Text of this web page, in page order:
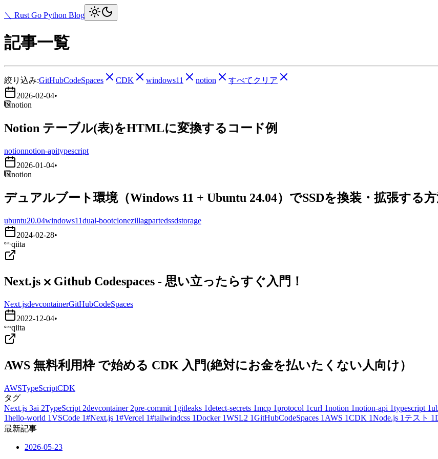
＼ Rust Go Python Blog
記事一覧
絞り込み:GitHubCodeSpaces CDK windows11 notion
すべてクリア
2026-02-04•
notion
Notion テーブル(表)をHTMLに変換するコード例
notionnotion-apitypescript
2026-01-04•
notion
デュアルブート環境（Windows 11 + Ubuntu 24.04）でSSDを換装・拡張する
ubuntu20.04windows11dual-bootclonezillagpartedssdstorage
2024-02-28•
qiita
Next.js ⨉ Github Codespaces - 思い立ったらすぐ入門！
Next.jsdevcontainerGitHubCodeSpaces
2022-12-04•
qiita
AWS 無料利用枠 で始める CDK 入門(絶対にお金を払いたくない人向け）
AWSTypeScriptCDK
タグ
Next.js 3ai 2TypeScript 2devcontainer 2pre-commit 1 gitleaks 1detect-secrets 1mcp 1protocol 1curl 1notion 1notion-api 1typescript 1
1hello-world 1VSCode 1#Next.js 1#Vercel 1#tailwindcss 1Docker 1WSL2 1GitHubCodeSpaces 1 AWS 1CDK 1Node.js 1 テスト 1
最新記事
2026-05-23